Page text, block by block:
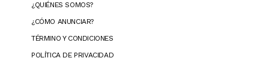
¿QUIÉNES SOMOS?
¿CÓMO ANUNCIAR?
TÉRMINO Y CONDICIONES
POLÍTICA DE PRIVACIDAD